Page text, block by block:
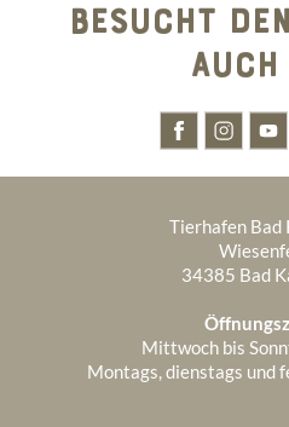
BESUCHT
Tierhafen Bad
34385 Bad
Mittwoch bis
Montags, dienstags und